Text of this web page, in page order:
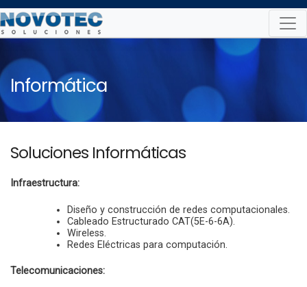
Skip
to
Informática
Soluciones Informáticas
Infraestructura:
Diseño y construcción de redes computacionales.
Cableado Estructurado CAT(5E-6-6A).
Wireless.
Redes Eléctricas para computación.
Telecomunicaciones: